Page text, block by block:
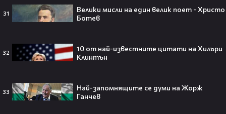
31
Велики мисли на един велик поет - Христо
Ботев
32
10 от най-известните цитати на Хилъри
Клинтън
33
Най-запомнящите се думи на Жорж
Ганчев
предложи брак на Зендая, а тя
отвърна само с три думи😅